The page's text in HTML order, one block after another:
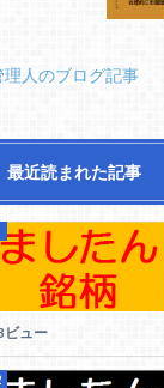
理人のブログ記事
最近読まれた記事
ビュー